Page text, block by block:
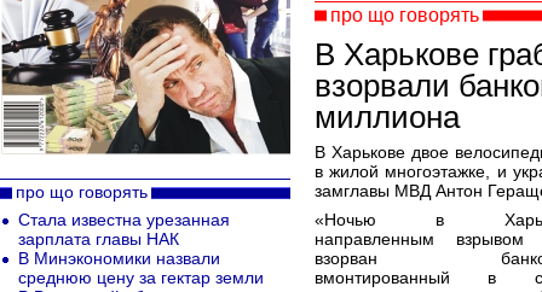
про що говорять
В Харькове
взорвали
миллиона
В Харькове двое
в жилой многоэтажке, и
замглавы МВД Антон
«Ночью в
направленным
взорван
вмонтированный в
про що говорять
Стала известна урезанная
зарплата главы НАК
В Минэкономики назвали
среднюю цену за гектар земли